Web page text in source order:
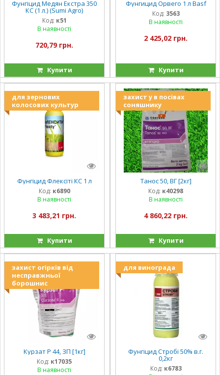
Фунгіцид Медян Екстра 350
КС (1 л.) (Sumi Agro)
Код: к51
В наявності
720,79 грн.
Купити
Фунгицид Орвего 1 л Basf
Код: 3563
В наявності
2 425,02 грн.
Купити
для зернових
колосових культур
Фунгіцид Флексіті КС 1 л
Код: к6890
В наявності
3 483,21 грн.
Купити
захист у в посівах
соняшнику
Танос 50, ВГ [2кг]
Код: к40298
В наявності
4 860,22 грн.
Купити
захист огірків від
несправжньої
борошнис
Курзат Р 44, ЗП [1кг]
Код: к17035
В наявності
для винограда
Фунгіцид Стробі 50% в.г.
0,2кг
Код: к6783